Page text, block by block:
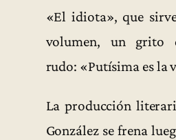
«El idiota», que
volumen, un grito
rudo: «Putísima es la
La producción
González se frena